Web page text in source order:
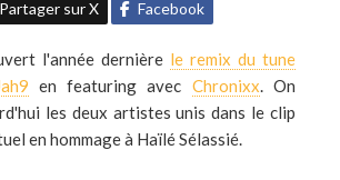
Partager sur X Facebook
l'année dernière le remix du tune
en featuring avec Chronixx. On
les deux artistes unis dans le clip
en hommage à Haïlé Sélassié.